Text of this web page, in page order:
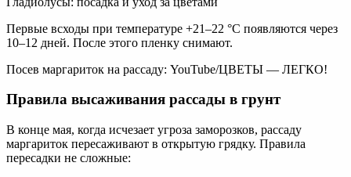
Первые всходы при температуре +21–22 °С появляются через
10–12 дней. После этого пленку снимают.
Посев маргариток на рассаду: YouTube/ЦВЕТЫ — ЛЕГКО!
Правила высаживания рассады в грунт
В конце мая, когда исчезает угроза заморозков, рассаду
маргариток пересаживают в открытую грядку. Правила
пересадки не сложные: